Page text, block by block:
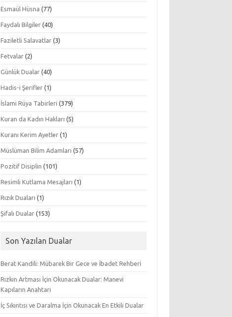
Esmaül Hüsna (77)
Faydalı Bilgiler (40)
Faziletli Salavatlar (3)
Fetvalar (2)
Günlük Dualar (40)
Hadis-i Şerifler (1)
İslami Rüya Tabirleri (379)
Kuran da Kadın Hakları (5)
Kuranı Kerim Ayetler (1)
Müslüman Bilim Adamları (57)
Pozitif Disiplin (101)
Resimli Kutlama Mesajları (1)
Rızık Duaları (1)
Şifalı Dualar (153)
Son Yazılan Dualar
Berat Kandili: Mübarek Bir Gece ve İbadet Rehberi
Rızkın Artması İçin Okunacak Dualar: Manevi
Kapıların Anahtarı
İç Sıkıntısı ve Daralma İçin Okunacak En Etkili Dualar